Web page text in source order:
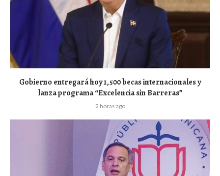
Gobierno entregará hoy 1,500 becas internacionales y
lanza programa “Excelencia sin Barreras”
2 horas ago